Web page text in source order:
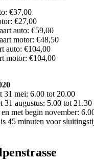
€37,00
€27,00
auto: €59,00
motor: €48,50
auto: €104,00
motor: €104,00
31 mei: 6.00 tot 20.00
31 augustus: 5.00 tot 21.30
en met begin november:
45 minuten voor